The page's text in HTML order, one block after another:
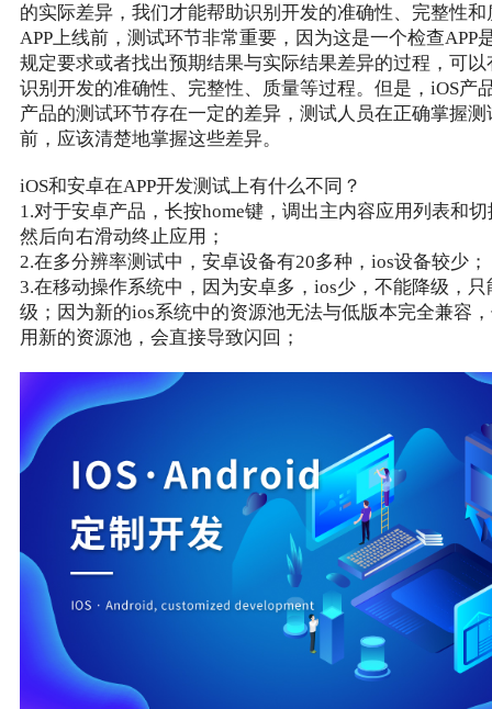
的实际差异，我们才能帮助识别开发的准确性、完整性和
APP上线前，测试环节非常重要，因为这是一个检查APP
规定要求或者找出预期结果与实际结果差异的过程，可以
识别开发的准确性、完整性、质量等过程。但是，iOS产
产品的测试环节存在一定的差异，测试人员在正确掌握测
前，应该清楚地掌握这些差异。
iOS和安卓在APP开发测试上有什么不同？
1.对于安卓产品，长按home键，调出主内容应用列表和
然后向右滑动终止应用；
2.在多分辨率测试中，安卓设备有20多种，ios设备较少；
3.在移动操作系统中，因为安卓多，ios少，不能降级，只
级；因为新的ios系统中的资源池无法与低版本完全兼容
用新的资源池，会直接导致闪回；